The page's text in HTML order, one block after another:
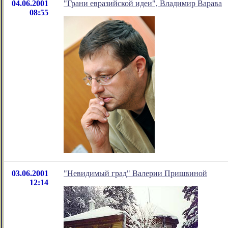
04.06.2001
08:55
"Грани евразийской идеи", Владимир Варава
03.06.2001
12:14
"Невидимый град" Валерии Пришвиной